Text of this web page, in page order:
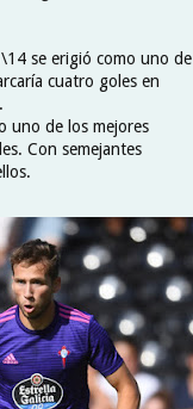
se erigió como uno de
cuatro goles en
uno de los mejores
Con semejantes